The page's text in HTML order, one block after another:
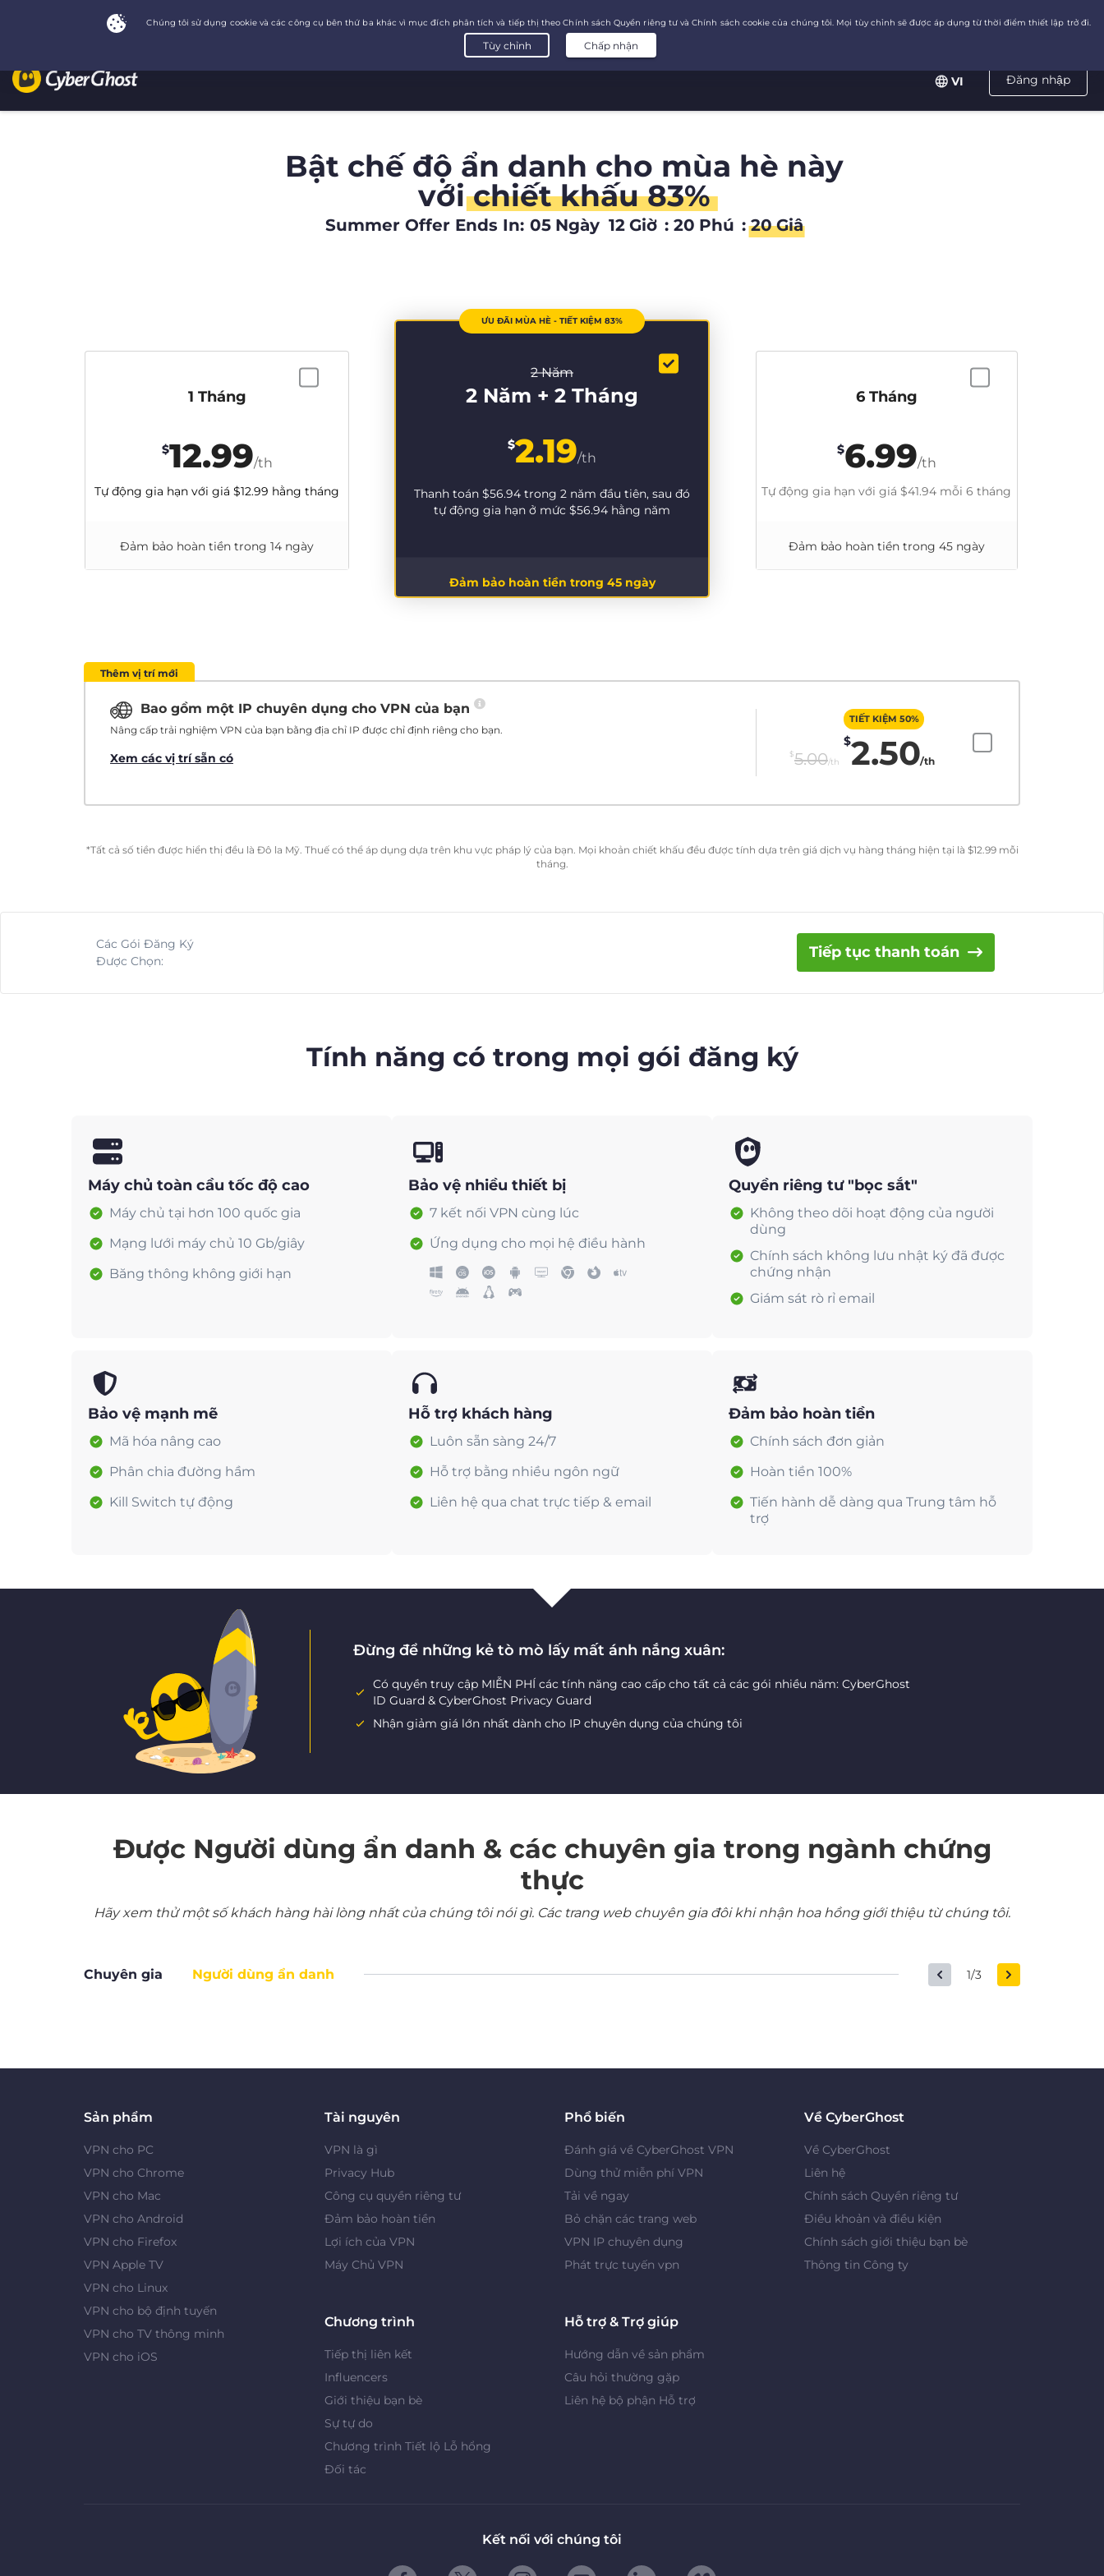
Đăng nhập
VI
Bật chế độ ẩn danh cho mùa hè này
vớichiết khấu 83%
Summer Offer Ends In: 05 Ngày 12 Giờ : 20 Phú : 19 Giâ
ƯU ĐÃI MÙA HÈ - TIẾT KIỆM 83%
2 Năm
2 Năm + 2 Tháng
$2.19/th
Thanh toán $56.94 trong 2 năm đầu tiên, sau đó
tự động gia hạn ở mức $56.94 hằng năm
Đảm bảo hoàn tiền trong 45 ngày
6 Tháng
$6.99/th
Tự động gia hạn với giá $41.94 mỗi 6 tháng
Đảm bảo hoàn tiền trong 45 ngày
1 Tháng
$12.99/th
Tự động gia hạn với giá $12.99 hằng tháng
Đảm bảo hoàn tiền trong 14 ngày
Thêm vị trí mới
Bao gồm một IP chuyên dụng cho VPN của bạn
Nâng cấp trải nghiệm VPN của bạn bằng địa chỉ IP được chỉ định riêng cho bạn.
Xem các vị trí sẵn có $5.00/th
TIẾT KIỆM 50%
$2.50/th
*Tất cả số tiền được hiển thị đều là Đô la Mỹ. Thuế có thể áp dụng dựa trên khu vực pháp lý của bạn. Mọi khoản chiết khấu đều được tính dựa trên giá dịch vụ hàng tháng hiện tại là $12.99mỗi
tháng.
Các Gói Đăng Ký
Được Chọn:
Tiếp tục thanh toán
Tính năng có trong mọi gói đăng ký
Máy chủ toàn cầu tốc độ cao
Máy chủ tại hơn 100 quốc gia
Mạng lưới máy chủ 10 Gb/giây
Băng thông không giới hạn
Bảo vệ nhiều thiết bị
7 kết nối VPN cùng lúc
Ứng dụng cho mọi hệ điều hành
Quyền riêng tư "bọc sắt"
Không theo dõi hoạt động của người
dùng
Chính sách không lưu nhật ký đã được
chứng nhận
Giám sát rò rỉ email
Bảo vệ mạnh mẽ
Mã hóa nâng cao
Phân chia đường hầm
Kill Switch tự động
Hỗ trợ khách hàng
Luôn sẵn sàng 24/7
Hỗ trợ bằng nhiều ngôn ngữ
Liên hệ qua chat trực tiếp & email
Đảm bảo hoàn tiền
Chính sách đơn giản
Hoàn tiền 100%
Tiến hành dễ dàng qua Trung tâm hỗ
trợ
Đừng để những kẻ tò mò lấy mất ánh nắng xuân:
Có quyền truy cập MIỄN PHÍ các tính năng cao cấp cho tất cả các gói nhiều năm: CyberGhost
ID Guard & CyberGhost Privacy Guard
Nhận giảm giá lớn nhất dành cho IP chuyên dụng của chúng tôi
Được Người dùng ẩn danh & các chuyên gia trong ngành chứng
thực
Hãy xem thử một số khách hàng hài lòng nhất của chúng tôi nói gì. Các trang web chuyên gia đôi khi nhận hoa hồng giới thiệu từ chúng tôi.
Chuyên gia Người dùng ẩn danh 1/3
Sản phẩm
VPN cho PC
VPN cho Chrome
VPN cho Mac
VPN cho Android
VPN cho Firefox
VPN Apple TV
VPN cho Linux
VPN cho bộ định tuyến
VPN cho TV thông minh
VPN cho iOS
Tài nguyên
VPN là gì
Privacy Hub
Công cụ quyền riêng tư
Đảm bảo hoàn tiền
Lợi ích của VPN
Máy Chủ VPN
Phổ biến
Đánh giá về CyberGhost VPN
Dùng thử miễn phí VPN
Tải về ngay
Bỏ chặn các trang web
VPN IP chuyên dụng
Phát trực tuyến vpn
Về CyberGhost
Về CyberGhost
Liên hệ
Chính sách Quyền riêng tư
Điều khoản và điều kiện
Chính sách giới thiệu bạn bè
Thông tin Công ty
Chương trình
Tiếp thị liên kết
Influencers
Giới thiệu bạn bè
Sự tự do
Chương trình Tiết lộ Lỗ hổng
Đối tác
Hỗ trợ & Trợ giúp
Hướng dẫn về sản phẩm
Câu hỏi thường gặp
Liên hệ bộ phận Hỗ trợ
Kết nối với chúng tôi